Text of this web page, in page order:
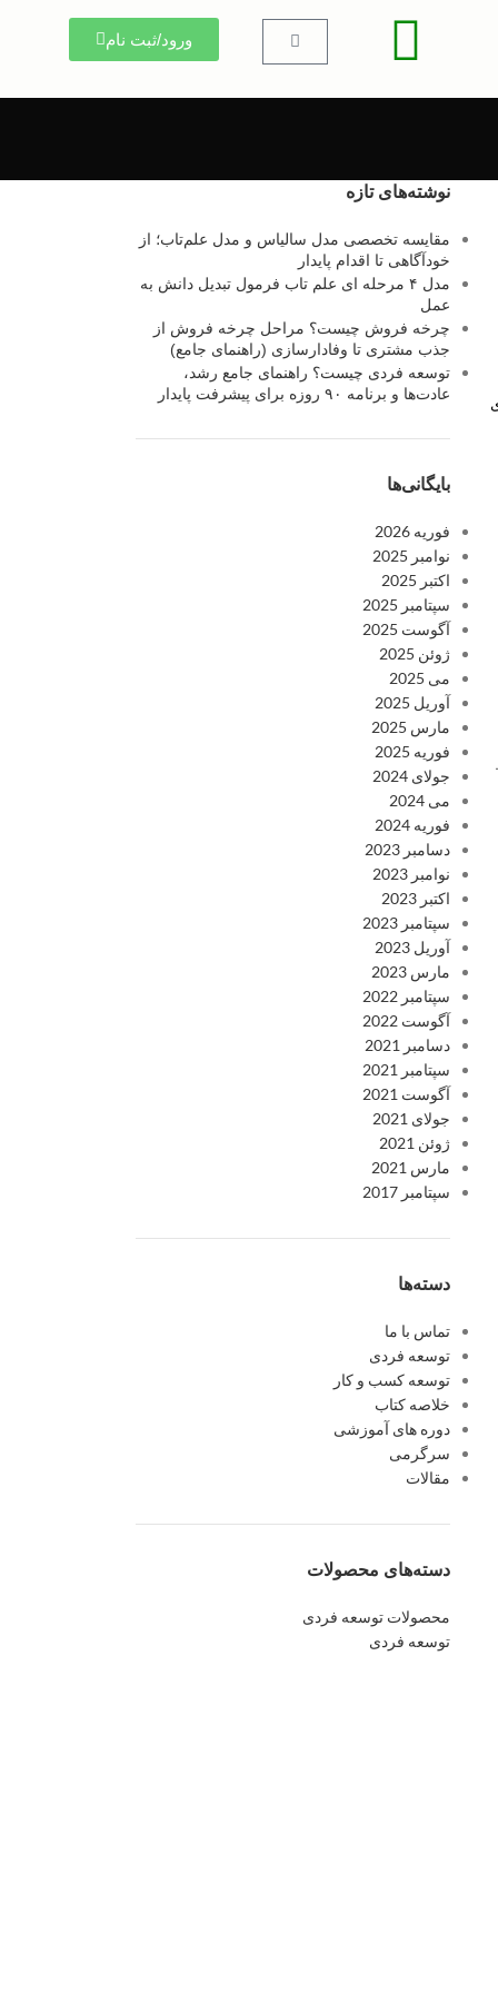
ورود/ثبت نام
نوشته‌های تازه
مقایسه تخصصی مدل سالیاس و مدل علم‌تاب؛ از
خودآگاهی تا اقدام پایدار
مدل ۴ مرحله ای علم تاب فرمول تبدیل دانش به
عمل
چرخه فروش چیست؟ مراحل چرخه فروش از
جذب مشتری تا وفادارسازی (راهنمای جامع)
توسعه فردی چیست؟ راهنمای جامع رشد،
عادت‌ها و برنامه ۹۰ روزه برای پیشرفت پایدار
بایگانی‌ها
فوریه 2026
نوامبر 2025
اکتبر 2025
سپتامبر 2025
آگوست 2025
ژوئن 2025
می 2025
آوریل 2025
مارس 2025
فوریه 2025
جولای 2024
می 2024
فوریه 2024
دسامبر 2023
نوامبر 2023
اکتبر 2023
سپتامبر 2023
آوریل 2023
مارس 2023
سپتامبر 2022
آگوست 2022
دسامبر 2021
سپتامبر 2021
آگوست 2021
جولای 2021
ژوئن 2021
مارس 2021
سپتامبر 2017
دسته‌ها
تماس با ما
توسعه فردی
توسعه کسب و کار
خلاصه کتاب
دوره های آموزشی
سرگرمی
مقالات
دسته‌های محصولات
محصولات توسعه فردی
توسعه فردی